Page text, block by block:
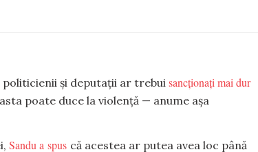
politicienii și deputații ar trebuisancționați mai dur
poate duce la violență — anume așa
Sandu a spus că acestea ar putea avea loc până